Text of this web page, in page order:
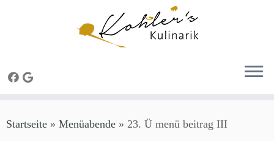
Inhalt
Startseite » Menüabende » 23. Ü menü beitrag III